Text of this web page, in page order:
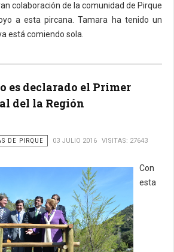
colaboración de la comunidad de Pirque
a esta pircana. Tamara ha tenido un
está comiendo sola.
es declarado el Primer
del la Región
DE PIRQUE 03 JULIO 2016 VISITAS: 27643
Con
esta